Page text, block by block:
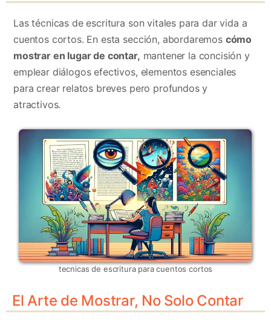
Las técnicas de escritura son vitales para dar vida a
cuentos cortos. En esta sección, abordaremos cómo
mostrar en lugar de contar, mantener la concisión y
emplear diálogos efectivos, elementos esenciales
para crear relatos breves pero profundos y
atractivos.
tecnicas de escritura para cuentos cortos
El Arte de Mostrar, No Solo Contar